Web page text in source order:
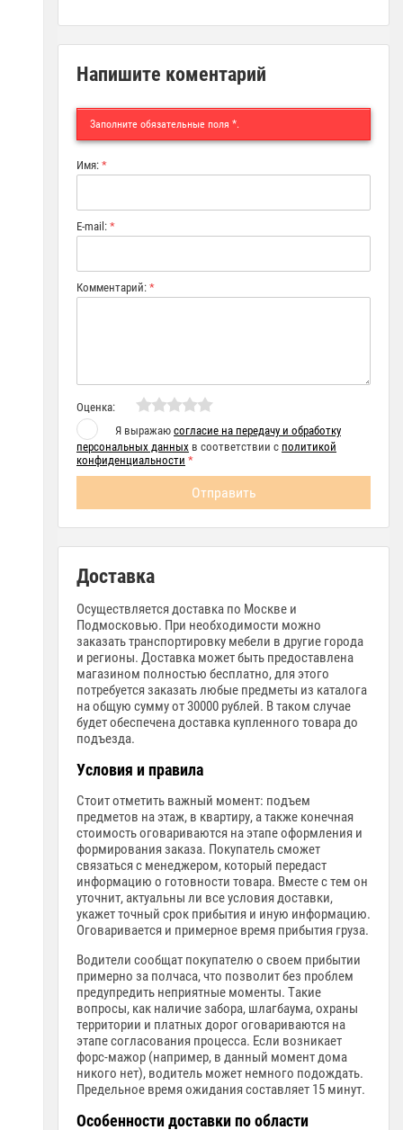
Напишите коментарий
Заполните обязательные поля *.
Имя: *
E-mail: *
Комментарий: *
Оценка:
Я выражаю согласие на передачу и обработку
персональных данных в соответствии с политикой
конфиденциальности *
Доставка
Осуществляется доставка по Москве и
Подмосковью. При необходимости можно
заказать транспортировку мебели в другие города
и регионы. Доставка может быть предоставлена
магазином полностью бесплатно, для этого
потребуется заказать любые предметы из каталога
на общую сумму от 30000 рублей. В таком случае
будет обеспечена доставка купленного товара до
подъезда.
Условия и правила
Стоит отметить важный момент: подъем
предметов на этаж, в квартиру, а также конечная
стоимость оговариваются на этапе оформления и
формирования заказа. Покупатель сможет
связаться с менеджером, который передаст
информацию о готовности товара. Вместе с тем он
уточнит, актуальны ли все условия доставки,
укажет точный срок прибытия и иную информацию.
Оговаривается и примерное время прибытия груза.
Водители сообщат покупателю о своем прибытии
примерно за полчаса, что позволит без проблем
предупредить неприятные моменты. Такие
вопросы, как наличие забора, шлагбаума, охраны
территории и платных дорог оговариваются на
этапе согласования процесса. Если возникает
форс-мажор (например, в данный момент дома
никого нет), водитель может немного подождать.
Предельное время ожидания составляет 15 минут.
Особенности доставки по области